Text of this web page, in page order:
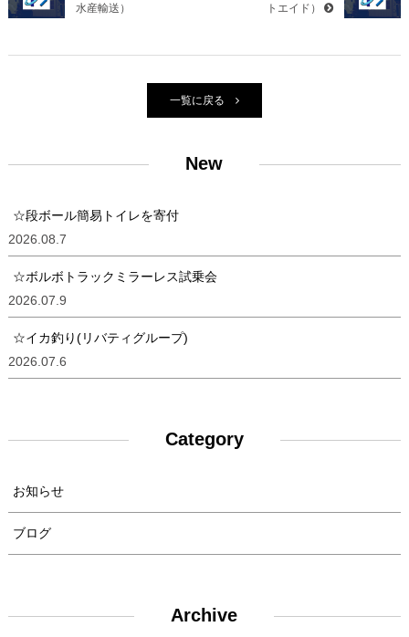
水産輸送）
トエイド）
一覧に戻る
New
☆段ボール簡易トイレを寄付
2026.08.7
☆ボルボトラックミラーレス試乗会
2026.07.9
☆イカ釣り(リバティグループ)
2026.07.6
Category
お知らせ
ブログ
Archive